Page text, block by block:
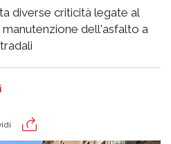
diverse criticità legate al
dell'asfalto a